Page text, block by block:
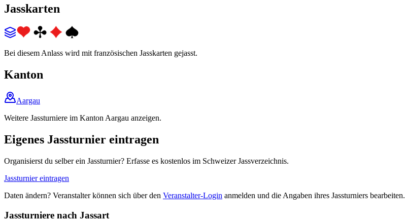
Jasskarten
Bei diesem Anlass wird mit französischen Jasskarten gejasst.
Kanton
Aargau
Weitere Jassturniere im Kanton Aargau anzeigen.
Eigenes Jassturnier eintragen
Organisierst du selber ein Jassturnier? Erfasse es kostenlos im Schweizer Jassverzeichnis.
Jassturnier eintragen
Daten ändern? Veranstalter können sich über den Veranstalter-Login anmelden und die Angaben ihres Jassturniers bearbeiten.
Jassturniere nach Jassart